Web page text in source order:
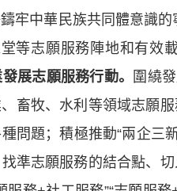
牢中華民族共同體意識的
堂等志願服務陣地和有效
展志願服務行動。
圍繞
畜牧、水利等領域志願
問題；積極推動“兩企三
找準志願服務的結合點、